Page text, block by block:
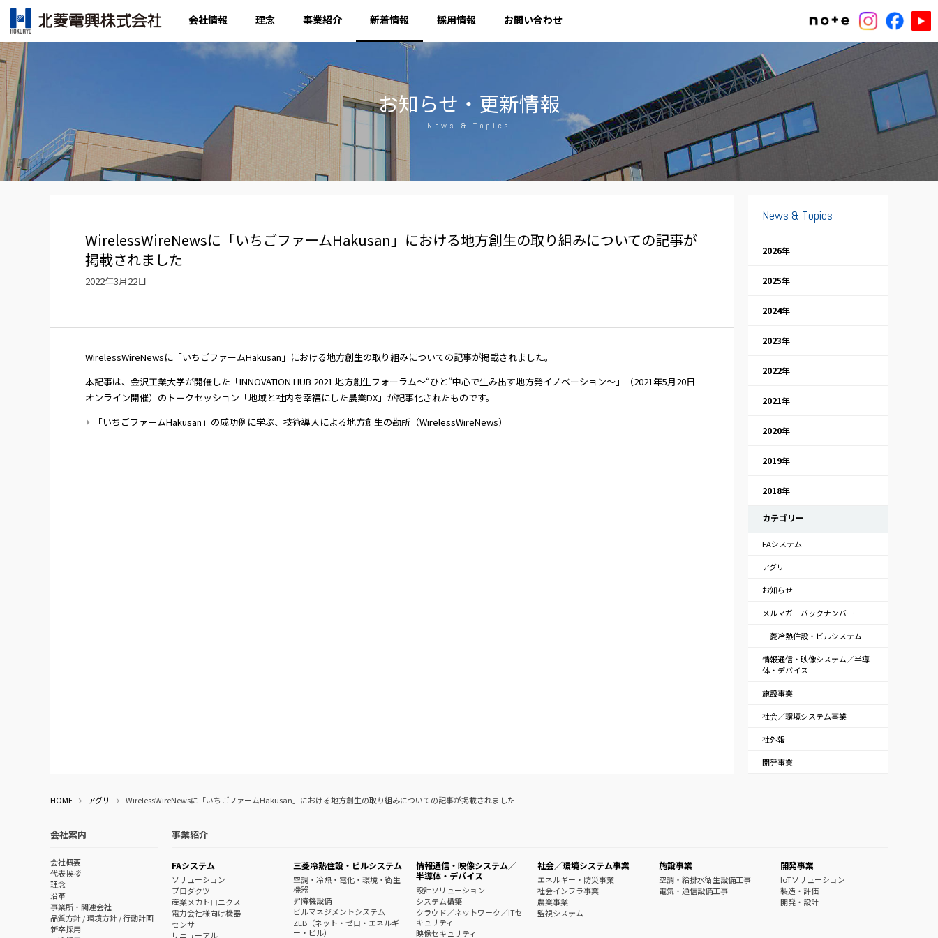
会社情報 理念 事業紹介 新着情報 採用情報 お問い合わせ
お知らせ・更新情報
News & Topics
WirelessWireNewsに「いちごファームHakusan」における地方創生の取り組みについての記事が
掲載されました
2022年3月22日
WirelessWireNewsに「いちごファームHakusan」における地方創生の取り組みについての記事が掲載されました。
本記事は、金沢工業大学が開催した「INNOVATION HUB 2021 地方創生フォーラム～“ひと”中心で生み出す地方発イノベーション～」（2021年5月20日
オンライン開催）のトークセッション「地域と社内を幸福にした農業DX」が記事化されたものです。
「いちごファームHakusan」の成功例に学ぶ、技術導入による地方創生の勘所（WirelessWireNews）
News & Topics
2026年
2025年
2024年
2023年
2022年
2021年
2020年
2019年
2018年
カテゴリー
FAシステム
アグリ
お知らせ
メルマガ バックナンバー
三菱冷熱住設・ビルシステム
情報通信・映像システム／半導
体・デバイス
施設事業
社会／環境システム事業
社外報
開発事業
HOME アグリ WirelessWireNewsに「いちごファームHakusan」における地方創生の取り組みについての記事が掲載されました
会社案内
会社概要
代表挨拶
理念
沿革
事業所・関連会社
品質方針 / 環境方針 / 行動計画
新卒採用
事業紹介
FAシステム
ソリューション
プロダクツ
産業メカトロニクス
電力会社様向け機器
センサ
リニューアル
三菱冷熱住設・ビルシステム
空調・冷熱・電化・環境・衛生
機器
昇降機設備
ビルマネジメントシステム
ZEB（ネット・ゼロ・エネルギ
ー・ビル）
情報通信・映像システム／
半導体・デバイス
設計ソリューション
システム構築
クラウド／ネットワーク／ITセ
キュリティ
映像セキュリティ
社会／環境システム事業
エネルギー・防災事業
社会インフラ事業
農業事業
監視システム
施設事業
空調・給排水衛生設備工事
電気・通信設備工事
開発事業
IoTソリューション
製造・評価
開発・設計